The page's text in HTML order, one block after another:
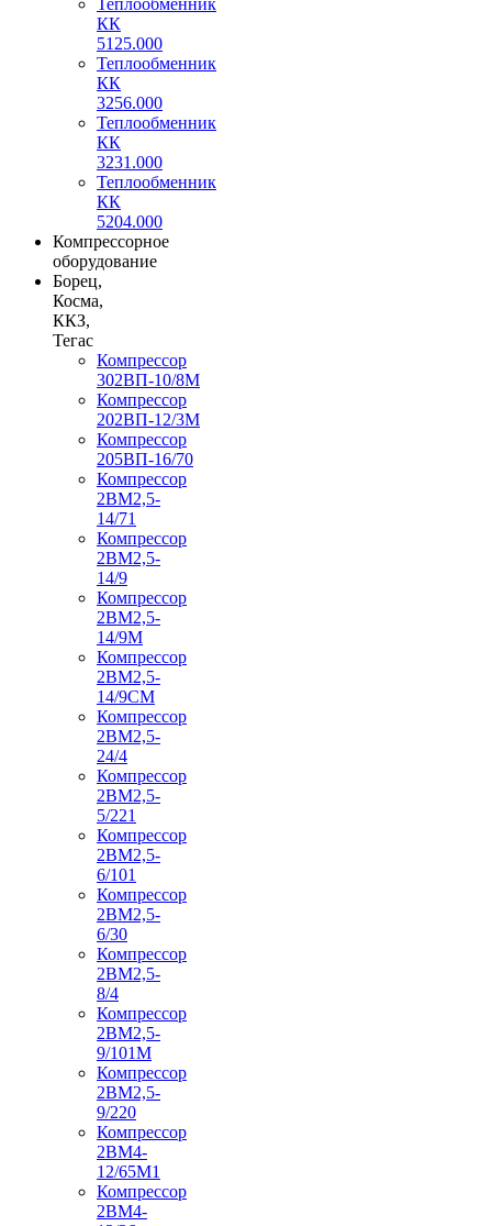
КК
5125.000
Теплообменник
КК
3256.000
Теплообменник
КК
3231.000
Теплообменник
КК
5204.000
Компрессорное
оборудование
Борец,
Косма,
ККЗ,
Тегас
Компрессор
302ВП-10/8М
Компрессор
202ВП-12/3М
Компрессор
205ВП-16/70
Компрессор
2ВМ2,5-
14/71
Компрессор
2ВМ2,5-
14/9
Компрессор
2ВМ2,5-
14/9М
Компрессор
2ВМ2,5-
14/9СМ
Компрессор
2ВМ2,5-
24/4
Компрессор
2ВМ2,5-
5/221
Компрессор
2ВМ2,5-
6/101
Компрессор
2ВМ2,5-
6/30
Компрессор
2ВМ2,5-
8/4
Компрессор
2ВМ2,5-
9/101М
Компрессор
2ВМ2,5-
9/220
Компрессор
2ВМ4-
12/65М1
Компрессор
2ВМ4-